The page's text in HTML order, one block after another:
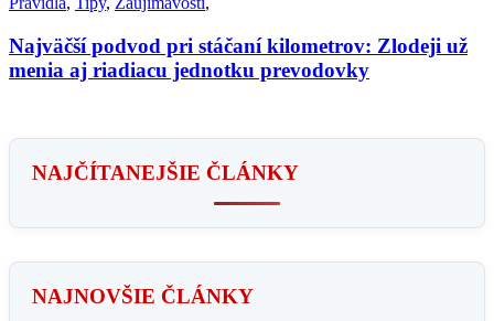
Najväčší podvod pri stáčaní kilometrov: Zlodeji už
menia aj riadiacu jednotku prevodovky
NAJČÍTANEJŠIE ČLÁNKY
NAJNOVŠIE ČLÁNKY